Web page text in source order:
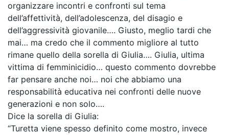
organizzare incontri e confronti sul tema
dell’affettività, dell’adolescenza, del disagio e
dell’aggressività giovanile…. Giusto, meglio tardi che
mai… ma credo che il commento migliore al tutto
rimane quello della sorella di Giulia…. Giulia, ultima
vittima di femminicidio… questo commento dovrebbe
far pensare anche noi… noi che abbiamo una
responsabilità educativa nei confronti delle nuove
generazioni e non solo….
Dice la sorella di Giulia:
“Turetta viene spesso definito come mostro, invece